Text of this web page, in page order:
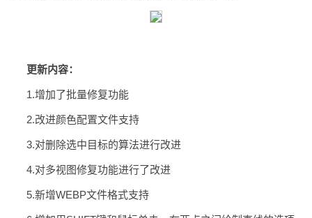
更新内容：
1.增加了批量修复功能
2.改进颜色配置文件支持
3.对删除选中目标的算法进行改进
4.对多视图修复功能进行了改进
5.新增WEBP文件格式支持